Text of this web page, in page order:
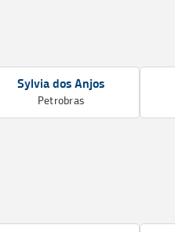
Sylvia dos Anjos
Petrobras